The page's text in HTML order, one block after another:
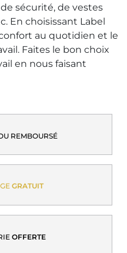
sécurité, de vestes
En choisissant Label
au quotidien et le
Faites le bon choix
en nous faisant
REMBOURSÉ
GRATUIT
OFFERTE